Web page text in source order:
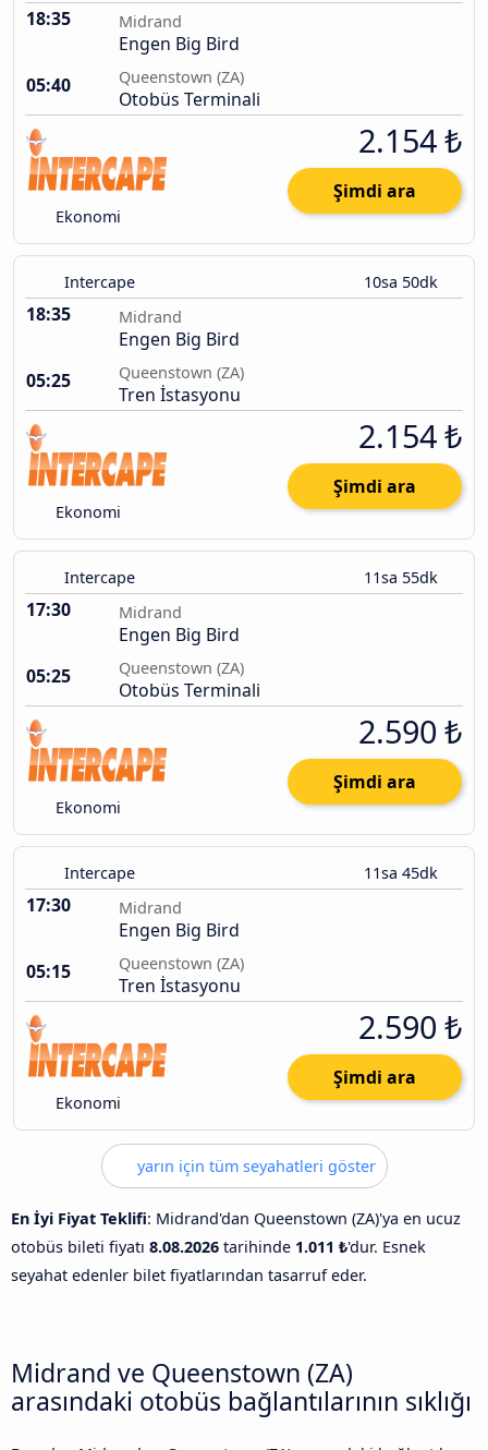
18:35 Midrand
Engen Big Bird
05:40
Queenstown (ZA)
Otobüs Terminali
Ekonomi
2.154 ₺
Şimdi ara
Intercape 10sa 50dk
18:35 Midrand
Engen Big Bird
05:25
Queenstown (ZA)
Tren İstasyonu
Ekonomi
2.154 ₺
Şimdi ara
Intercape 11sa 55dk
17:30 Midrand
Engen Big Bird
05:25
Queenstown (ZA)
Otobüs Terminali
Ekonomi
2.590 ₺
Şimdi ara
Intercape 11sa 45dk
17:30 Midrand
Engen Big Bird
05:15
Queenstown (ZA)
Tren İstasyonu
Ekonomi
2.590 ₺
Şimdi ara
yarın için tüm seyahatleri göster
En İyi Fiyat Teklifi: Midrand'dan Queenstown (ZA)'ya en ucuz
otobüs bileti fiyatı 8.08.2026 tarihinde 1.011 ₺'dur. Esnek
seyahat edenler bilet fiyatlarından tasarruf eder.
Midrand ve Queenstown (ZA)
arasındaki otobüs bağlantılarının sıklığı